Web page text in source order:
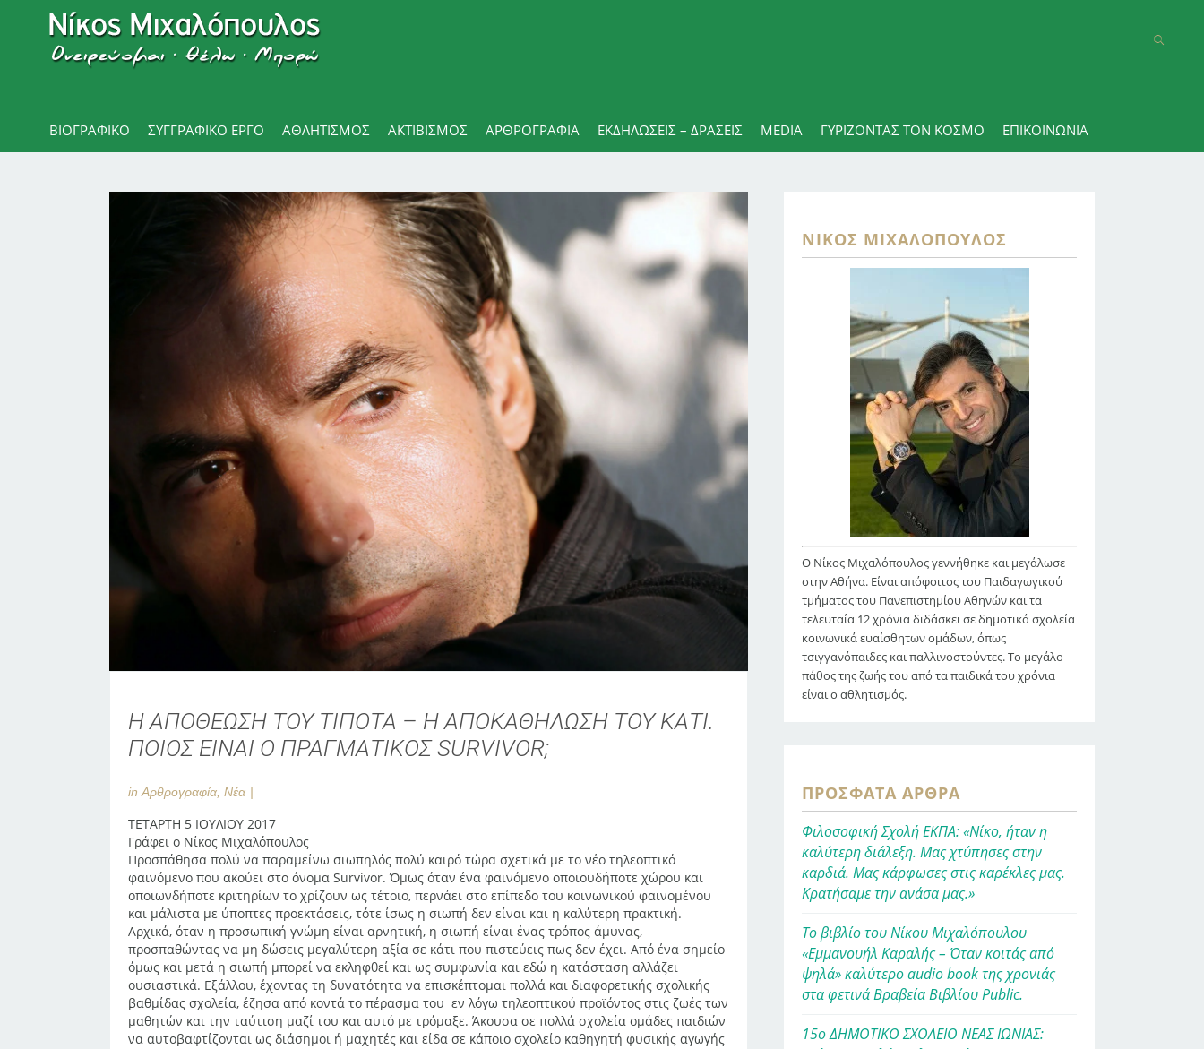
ΒΙΟΓΡΑΦΙΚΌ ΣΥΓΓΡΑΦΙΚΟ ΕΡΓΟ ΑΘΛΗΤΙΣΜΌΣ ΑΚΤΙΒΙΣΜΟΣ ΑΡΘΡΟΓΡΑΦΊΑ ΕΚΔΗΛΏΣΕΙΣ – ΔΡΆΣΕΙΣ MEDIA ΓΥΡΊΖΟΝΤΑΣ ΤΟΝ ΚΌΣΜΟ ΕΠΙΚΟΙΝΩΝΊΑ
Η ΑΠΟΘΕΩΣΗ ΤΟΥ ΤΙΠΟΤΑ – Η ΑΠΟΚΑΘΗΛΩΣΗ ΤΟΥ ΚΑΤΙ.
ΠΟΙΟΣ ΕΙΝΑΙ Ο ΠΡΑΓΜΑΤΙΚΟΣ SURVIVOR;
in Αρθρογραφία Νέα
ΤΕΤΑΡΤΗ 5 ΙΟΥΛΙΟΥ 2017
Γράφει ο Νίκος Μιχαλόπουλος
Προσπάθησα πολύ να παραμείνω σιωπηλός πολύ καιρό τώρα σχετικά με το νέο τηλεοπτικό
φαινόμενο που ακούει στο όνομα Survivor. Όμως όταν ένα φαινόμενο οποιουδήποτε χώρου και
οποιωνδήποτε κριτηρίων το χρίζουν ως τέτοιο, περνάει στο επίπεδο του κοινωνικού φαινομένου
και μάλιστα με ύποπτες προεκτάσεις, τότε ίσως η σιωπή δεν είναι και η καλύτερη πρακτική.
Αρχικά, όταν η προσωπική γνώμη είναι αρνητική, η σιωπή είναι ένας τρόπος άμυνας,
προσπαθώντας να μη δώσεις μεγαλύτερη αξία σε κάτι που πιστεύεις πως δεν έχει. Από ένα σημείο
όμως και μετά η σιωπή μπορεί να εκληφθεί και ως συμφωνία και εδώ η κατάσταση αλλάζει
ουσιαστικά. Εξάλλου, έχοντας τη δυνατότητα να επισκέπτομαι πολλά και διαφορετικής σχολικής
βαθμίδας σχολεία, έζησα από κοντά το πέρασμα του εν λόγω τηλεοπτικού προϊόντος στις ζωές των
μαθητών και την ταύτιση μαζί του και αυτό με τρόμαξε. Άκουσα σε πολλά σχολεία ομάδες παιδιών
να αυτοβαφτίζονται ως διάσημοι ή μαχητές και είδα σε κάποιο σχολείο καθηγητή φυσικής αγωγής
ΝΊΚΟΣ ΜΙΧΑΛΌΠΟΥΛΟΣ
Ο Νίκος Μιχαλόπουλος γεννήθηκε και μεγάλωσε
στην Αθήνα. Είναι απόφοιτος του Παιδαγωγικού
τμήματος του Πανεπιστημίου Αθηνών και τα
τελευταία 12 χρόνια διδάσκει σε δημοτικά σχολεία
κοινωνικά ευαίσθητων ομάδων, όπως
τσιγγανόπαιδες και παλλινοστούντες. Το μεγάλο
πάθος της ζωής του από τα παιδικά του χρόνια
είναι ο αθλητισμός.
ΠΡΌΣΦΑΤΑ ΆΡΘΡΑ
Φιλοσοφική Σχολή ΕΚΠΑ: «Νίκο, ήταν η
καλύτερη διάλεξη. Μας χτύπησες στην
καρδιά. Μας κάρφωσες στις καρέκλες μας.
Κρατήσαμε την ανάσα μας.»
Το βιβλίο του Νίκου Μιχαλόπουλου
«Εμμανουήλ Καραλής – Όταν κοιτάς από
ψηλά» καλύτερο audio book της χρονιάς
στα φετινά Βραβεία Βιβλίου Public.
15ο ΔΗΜΟΤΙΚΟ ΣΧΟΛΕΙΟ ΝΕΑΣ ΙΩΝΙΑΣ: